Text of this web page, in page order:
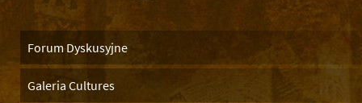
Forum Dyskusyjne
Galeria Cultures